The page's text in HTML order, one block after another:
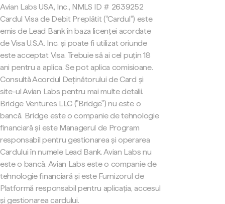
Avian Labs USA, Inc., NMLS ID # 2639252
Cardul Visa de Debit Preplătit ("Cardul") este
emis de Lead Bank în baza licenței acordate
de Visa U.S.A. Inc. și poate fi utilizat oriunde
este acceptat Visa. Trebuie să ai cel puțin 18
ani pentru a aplica. Se pot aplica comisioane.
Consultă Acordul Deținătorului de Card și
site-ul Avian Labs pentru mai multe detalii.
Bridge Ventures LLC ("Bridge") nu este o
bancă. Bridge este o companie de tehnologie
financiară și este Managerul de Program
responsabil pentru gestionarea și operarea
Cardului în numele Lead Bank. Avian Labs nu
este o bancă. Avian Labs este o companie de
tehnologie financiară și este Furnizorul de
Platformă responsabil pentru aplicația, accesul
și gestionarea cardului.